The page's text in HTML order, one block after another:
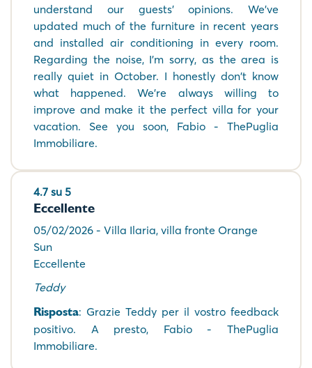
understand our guests' opinions. We've
updated much of the furniture in recent years
and installed air conditioning in every room.
Regarding the noise, I'm sorry, as the area is
really quiet in October. I honestly don't know
what happened. We're always willing to
improve and make it the perfect villa for your
vacation. See you soon, Fabio - ThePuglia
Immobiliare.
4.7 su 5
Eccellente
05/02/2026 - Villa Ilaria, villa fronte Orange
Sun
Eccellente
Teddy
Risposta: Grazie Teddy per il vostro feedback
positivo. A presto, Fabio - ThePuglia
Immobiliare.